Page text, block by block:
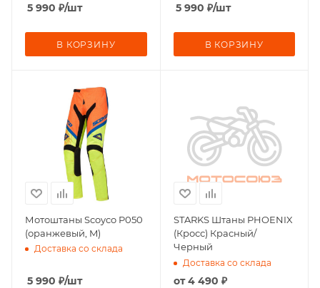
5 990 ₽/шт
В КОРЗИНУ
5 990 ₽/шт
В КОРЗИНУ
Мотоштаны Scoyco P050
(оранжевый, M)
Доставка со склада
5 990 ₽/шт
STARKS Штаны PHOENIX
(Кросс) Красный/
Черный
Доставка со склада
от4 490 ₽